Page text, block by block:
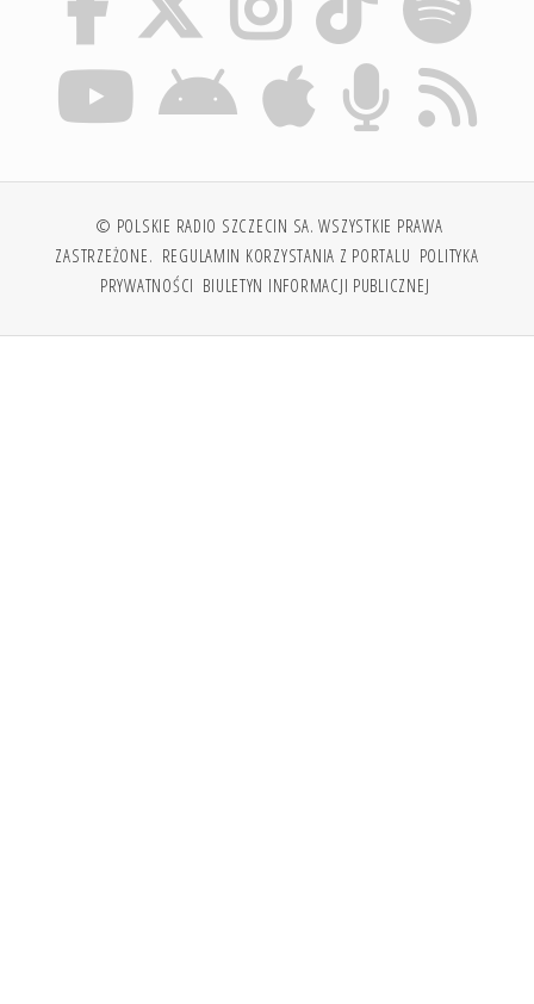
© POLSKIE RADIO SZCZECIN SA. WSZYSTKIE PRAWA
ZASTRZEŻONE. REGULAMIN KORZYSTANIA Z PORTALU POLITYKA
PRYWATNOŚCI BIULETYN INFORMACJI PUBLICZNEJ